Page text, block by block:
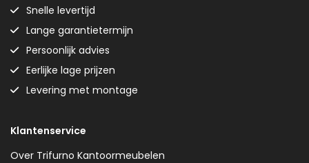
Snelle levertijd
Lange garantietermijn
Persoonlijk advies
Eerlijke lage prijzen
Levering met montage
Klantenservice
Over Trifurno Kantoormeubelen